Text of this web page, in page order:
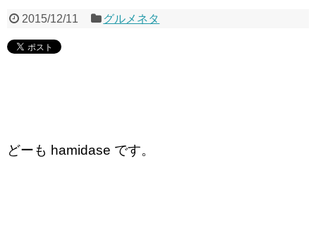
2015/12/11 グルメネタ
どーも hamidase です。